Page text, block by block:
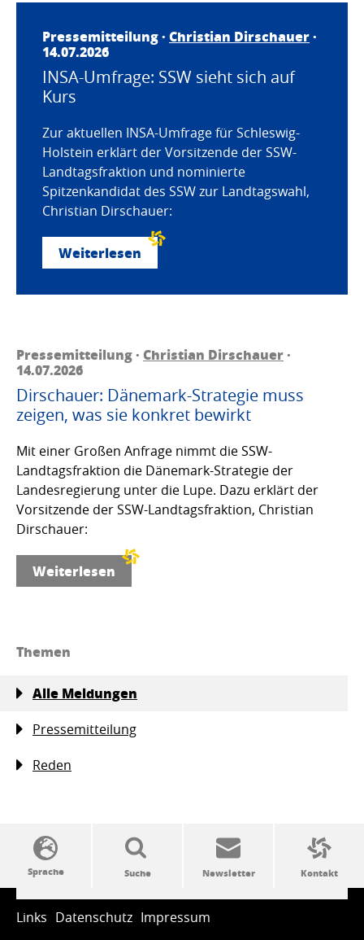
Pressemitteilung · Christian Dirschauer·
14.07.2026
INSA-Umfrage: SSW sieht sich auf
Kurs
Zur aktuellen INSA-Umfrage für Schleswig-
Holstein erklärt der Vorsitzende der SSW-
Landtagsfraktion und nominierte
Spitzenkandidat des SSW zur Landtagswahl,
Christian Dirschauer:
Weiterlesen
Pressemitteilung · Christian Dirschauer·
14.07.2026
Dirschauer: Dänemark-Strategie muss
zeigen, was sie konkret bewirkt
Mit einer Großen Anfrage nimmt die SSW-
Landtagsfraktion die Dänemark-Strategie der
Landesregierung unter die Lupe. Dazu erklärt der
Vorsitzende der SSW-Landtagsfraktion, Christian
Dirschauer:
Weiterlesen
Themen
Alle Meldungen
Pressemitteilung
Reden
SSW-Politik von A bis Z
Links Datenschutz Impressum